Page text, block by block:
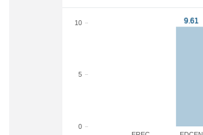
0
5
10